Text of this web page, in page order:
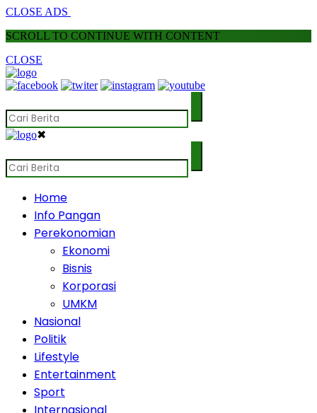
CLOSE ADS
SCROLL TO CONTINUE WITH CONTENT
CLOSE
✖
Home
Info Pangan
Perekonomian
Ekonomi
Bisnis
Korporasi
UMKM
Nasional
Politik
Lifestyle
Entertainment
Sport